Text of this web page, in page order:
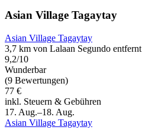
Asian Village Tagaytay
Asian Village Tagaytay
3,7 km von Lalaan Segundo entfernt
9,2/10
Wunderbar
(9 Bewertungen)
77 €
inkl. Steuern & Gebühren
17. Aug.–18. Aug.
Asian Village Tagaytay